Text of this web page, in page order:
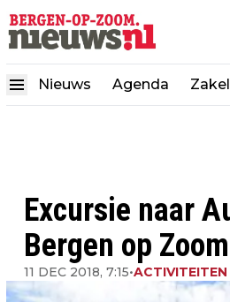
Nieuws Agenda
Excursie naar
Bergen op Zoom
11 DEC 2018, 7:15•ACTIVITEITEN